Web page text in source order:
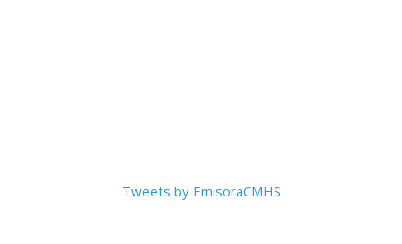
Tweets by EmisoraCMHS